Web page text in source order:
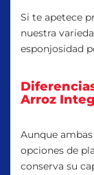
Si te apetece
nuestra
esponjosidad
Arroz
Aunque
opciones de
conserva su